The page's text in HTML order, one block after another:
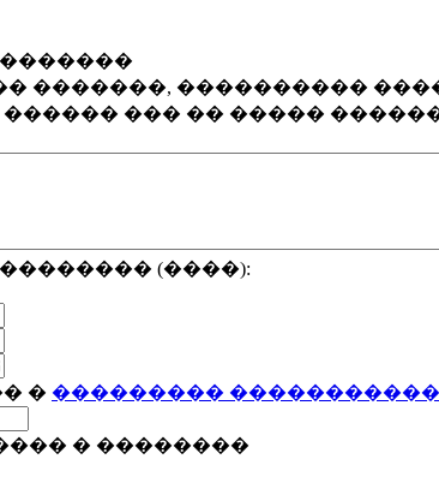
�������, ����������
��� �� �����
(����):
� ���������
� ��������